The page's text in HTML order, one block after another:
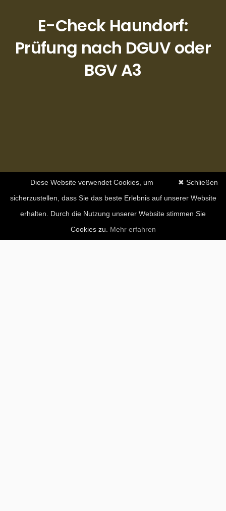
E-Check Haundorf:
Prüfung nach DGUV oder
BGV A3
✖ Schließen
Diese Website verwendet Cookies, um
sicherzustellen, dass Sie das beste Erlebnis auf unserer Website
erhalten. Durch die Nutzung unserer Website stimmen Sie
Cookies zu. Mehr erfahren